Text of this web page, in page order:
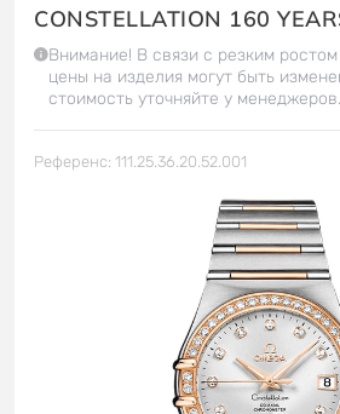
CONSTELLATION 160
Внимание! В связи с резким
цены на изделия могут быть
стоимость уточняйте у менеджеров.
Референс: 111.25.36.20.52.001